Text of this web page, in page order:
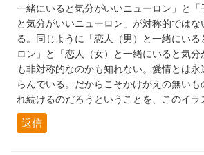
一緒にいると気分がいいニューロン」と「
と気分がいいニューロン」が対称的では
る。同じように「恋人（男）と一緒にい
ロン」と「恋人（女）と一緒にいると気分
も非対称的なのかも知れない。愛情とは
らんでいる。だからこそかけがえの無い
れ続けるのだろうということを、このイラ
返信